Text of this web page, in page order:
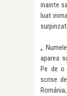
inainte
luat
„
aparea
Pe de o
scrise
România,